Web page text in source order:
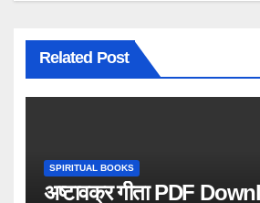
Related Post
SPIRITUAL BOOKS
अष्टावक्र गीता PDF